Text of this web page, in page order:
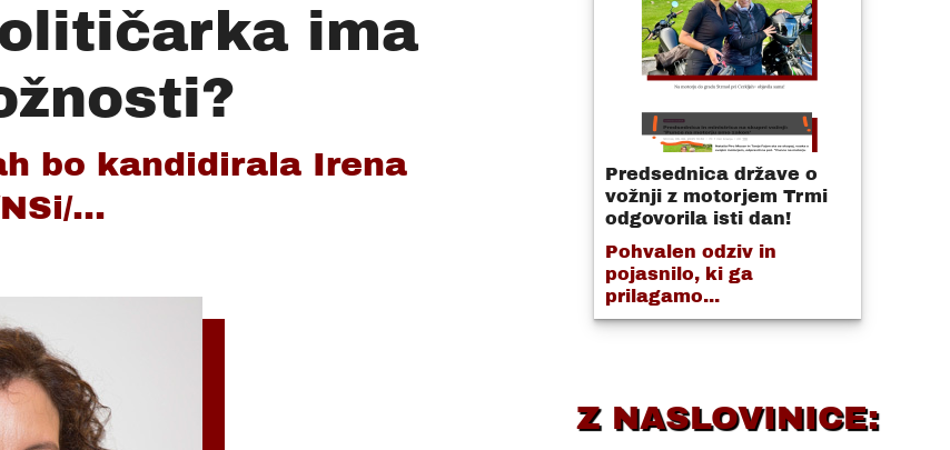
ima
bo kandidirala Irena
...
Predsednica države o
vožnji z motorjem Trmi
odgovorila isti dan!
Pohvalen odziv in
pojasnilo, ki ga
prilagamo...
Z NASLOVINICE: